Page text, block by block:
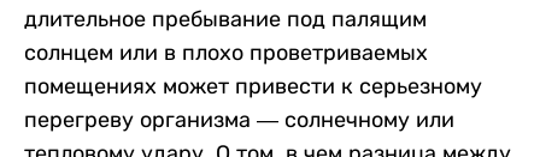
длительное пребывание под палящим
солнцем или в плохо проветриваемых
помещениях может привести к серьезному
перегреву организма — солнечному или